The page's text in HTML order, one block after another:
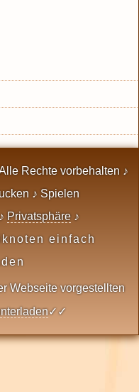
Rechte vorbehalten ♪
♪ Spielen
♪ Privatsphäre ♪
einfach
Webseite vorgestellten
✓✓